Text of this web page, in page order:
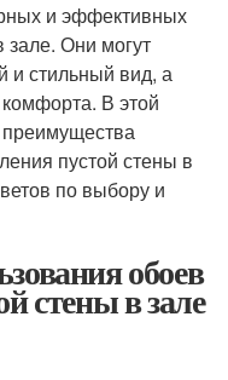
и эффективных
зале. Они могут
и стильный вид, а
В этой
пустой стены в
по выбору и
обоев
стены в зале